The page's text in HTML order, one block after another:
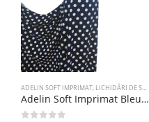
ADELIN SOFT IMPRIMAT, LICHIDĂRI DE STOC
Adelin Soft Imprimat Bleumarin Inchis/ Alb